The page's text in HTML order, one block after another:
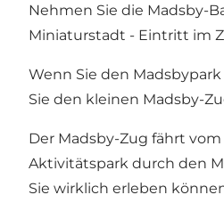
Nehmen Sie die Madsby-
Miniaturstadt - Eintritt im
Wenn Sie den
Sie den kleinen Madsby-
Der Madsby-Zug fährt
Aktivitätspark durch den
Sie wirklich erleben